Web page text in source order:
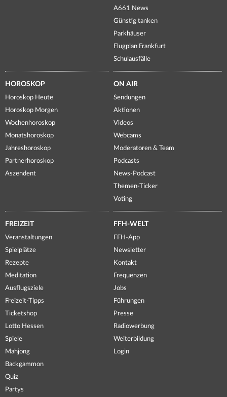
A661 News
Günstig tanken
Parkhäuser
Flugplan Frankfurt
Schulausfälle
HOROSKOP
Horoskop Heute
Horoskop Morgen
Wochenhoroskop
Monatshoroskop
Jahreshoroskop
Partnerhoroskop
Aszendent
ON AIR
Sendungen
Aktionen
Videos
Webcams
Moderatoren & Team
Podcasts
News-Podcast
Themen-Ticker
Voting
FREIZEIT
Veranstaltungen
Spielplätze
Rezepte
Meditation
Ausflugsziele
Freizeit-Tipps
Ticketshop
Lotto Hessen
Spiele
Mahjong
Backgammon
Quiz
Partys
FFH-WELT
FFH-App
Newsletter
Kontakt
Frequenzen
Jobs
Führungen
Presse
Radiowerbung
Weiterbildung
Login